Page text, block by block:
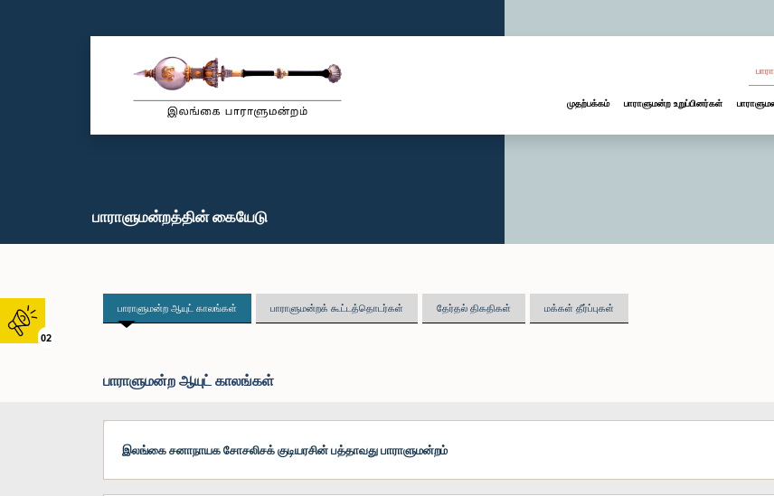
02
முதற்பக்கம் பாராளுமன்ற உறுப்பினர்கள்
பாராளுமன்றத்தின் கையேடு
பாராளுமன்ற ஆயுட் காலங்கள் பாராளுமன்றக் கூட்டத்தொடர்கள் தேர்தல் திகதிகள் மக்கள் தீர்ப்புகள்
பாராளுமன்ற ஆயுட் காலங்கள்
இலங்கை சனாநாயக சோசலிசக் குடியரசின் பத்தாவது பாராளுமன்றம்